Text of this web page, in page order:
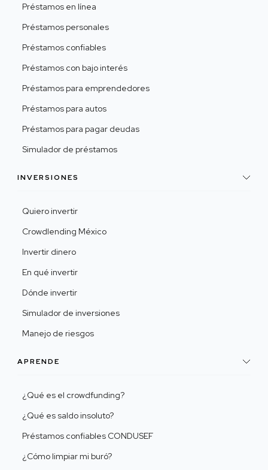
Préstamos en línea
Préstamos personales
Préstamos confiables
Préstamos con bajo interés
Préstamos para emprendedores
Préstamos para autos
Préstamos para pagar deudas
Simulador de préstamos
INVERSIONES
Quiero invertir
Crowdlending México
Invertir dinero
En qué invertir
Dónde invertir
Simulador de inversiones
Manejo de riesgos
APRENDE
¿Qué es el crowdfunding?
¿Qué es saldo insoluto?
Préstamos confiables CONDUSEF
¿Cómo limpiar mi buró?